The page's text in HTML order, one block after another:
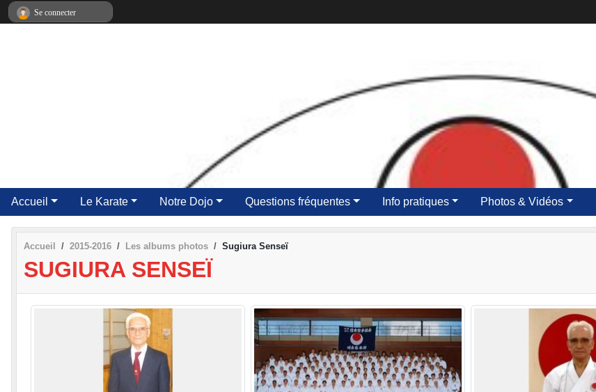
Accueil Le Karate Notre Dojo Questions fréquentes Info pratiques Photos & Vidéos
Accueil 2015-2016 Les albums photos Sugiura Senseï
SUGIURA SENSEÏ
Se connecter
Panneau de gestion des cookies